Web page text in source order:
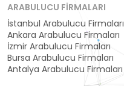
ARABULUCU FIRMALARI
İstanbul Arabulucu Firmaları
Ankara Arabulucu Firmaları
İzmir Arabulucu Firmaları
Bursa Arabulucu Firmaları
Antalya Arabulucu Firmaları